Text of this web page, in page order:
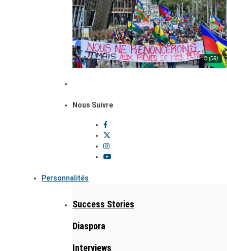
© (DR)
Nous Suivre
Personnalités
Success Stories
Diaspora
Interviews